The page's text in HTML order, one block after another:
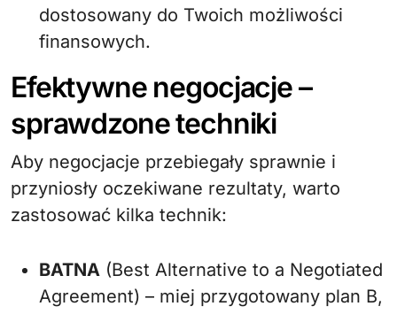
dostosowany do Twoich możliwości
finansowych.
Efektywne negocjacje –
sprawdzone techniki
Aby negocjacje przebiegały sprawnie i
przyniosły oczekiwane rezultaty, warto
zastosować kilka technik:
BATNA (Best Alternative to a Negotiated
Agreement) – miej przygotowany plan B,